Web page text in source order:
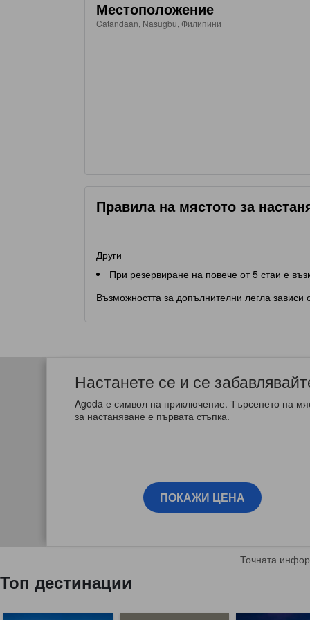
• One (1) outdoor shower
• Studio bahay kubo
• Kitchen
• Dirty kitchen
Amenities:
• Cookware
Местоположение
Catandaan, Nasugbu, Филипини
Правила на мястото за
Други
При резервиране на повече от 5 стаи е
Възможността за допълнителни легла
Настанете се и се
Agoda е символ на приключение. Търсенето на
за настаняване е първата стъпка.
ПОКАЖИ ЦЕНА
Точната
Топ дестинации